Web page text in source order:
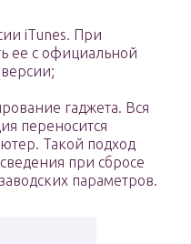
iTunes. При
ее с официальной
гаджета. Вся
переносится
Такой подход
при сбросе
параметров.